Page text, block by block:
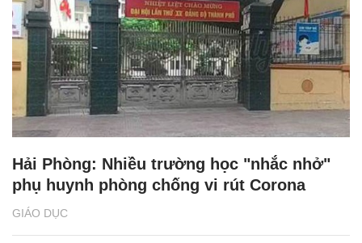
GIÁO DỤC
Hải Phòng: Nhiều trường học "nhắc nhở"
phụ huynh phòng chống vi rút Corona